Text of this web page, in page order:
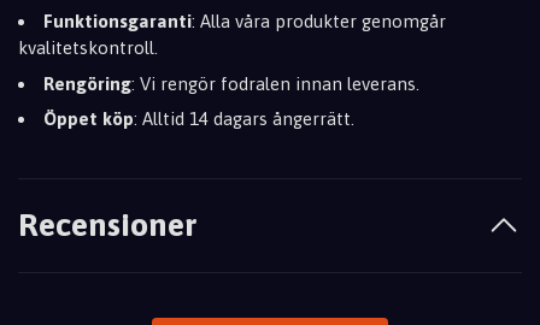
Funktionsgaranti: Alla våra produkter genomgår
kvalitetskontroll.
Rengöring: Vi rengör fodralen innan leverans.
Öppet köp: Alltid 14 dagars ångerrätt.
Recensioner